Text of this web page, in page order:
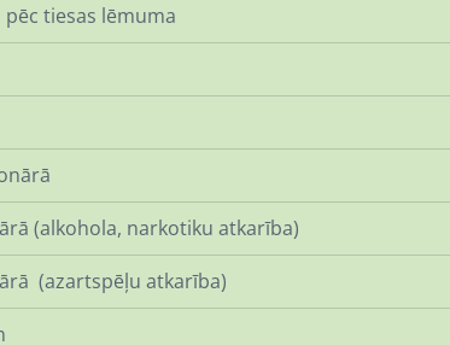
tai skaitā pēc tiesas
(alkohola, narkotiku atkarība)
(azartspēļu atkarība)